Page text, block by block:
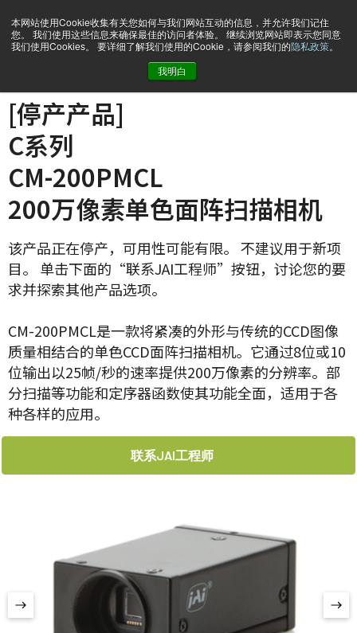
本网站使用Cookie收集有关您如何与我们网站互动的信息，并允许我们记住
您。 我们使用这些信息来确保最佳的访问者体验。 继续浏览网站即表示您同意
我们使用Cookies。 要详细了解我们使用的Cookie，请参阅我们的隐私政策。
我明白
[停产产品]
C系列
CM-200PMCL
200万像素单色面阵扫描相机
该产品正在停产，可用性可能有限。 不建议用于新项
目。 单击下面的“联系JAI工程师”按钮，讨论您的要
求并探索其他产品选项。
CM-200PMCL是一款将紧凑的外形与传统的CCD图像
质量相结合的单色CCD面阵扫描相机。它通过8位或10
位输出以25帧/秒的速率提供200万像素的分辨率。部
分扫描等功能和定序器函数使其功能全面，适用于各
种各样的应用。
联系JAI工程师